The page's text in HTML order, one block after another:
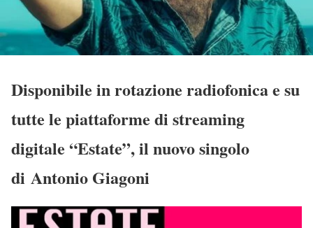
Disponibile in rotazione radiofonica e su
tutte le piattaforme di streaming
digitale “Estate”, il nuovo singolo
di Antonio Giagoni